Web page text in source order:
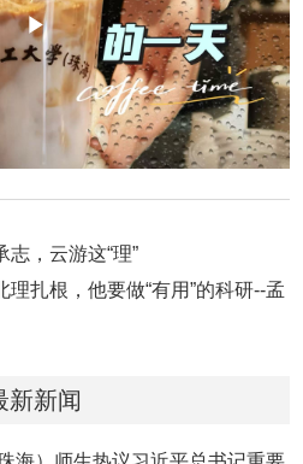
志，云游这“理”
扎根，他要做“有用”的科研--孟
新新闻